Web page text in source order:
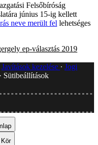
Felsőbíróság
június 15-ig kellett
neve merült fel lehetséges
ep-választás 2019
Javítások kezelése
Jogi
Sütibeállítások
Kör